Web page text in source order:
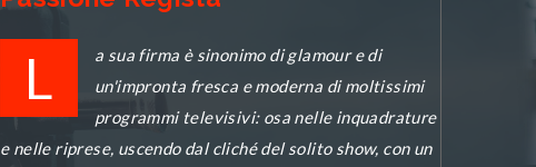
L
a sua firma è sinonimo di glamour e di
un'impronta fresca e moderna di moltissimi
programmi televisivi: osa nelle inquadrature
e nelle riprese, uscendo dal cliché del solito show, con un